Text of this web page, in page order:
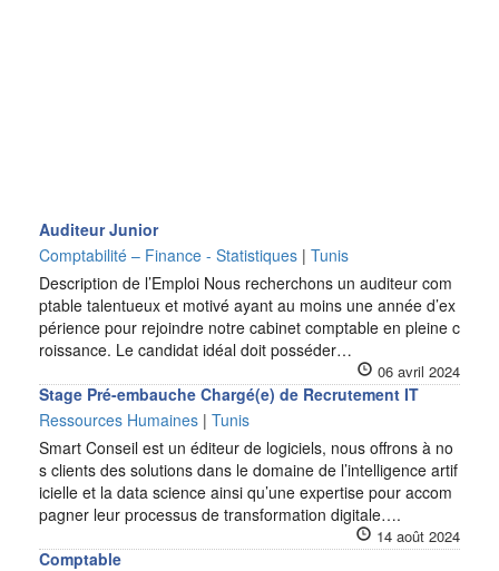
Auditeur Junior
Comptabilité – Finance - Statistiques | Tunis
Description de l’Emploi Nous recherchons un auditeur com
ptable talentueux et motivé ayant au moins une année d’ex
périence pour rejoindre notre cabinet comptable en pleine c
roissance. Le candidat idéal doit posséder…
06 avril 2024
Stage Pré-embauche Chargé(e) de Recrutement IT
Ressources Humaines | Tunis
Smart Conseil est un éditeur de logiciels, nous offrons à no
s clients des solutions dans le domaine de l’intelligence artif
icielle et la data science ainsi qu’une expertise pour accom
pagner leur processus de transformation digitale….
14 août 2024
Comptable